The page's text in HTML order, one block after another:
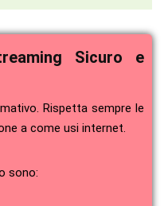
Sicuro e
Rispetta sempre le
a come usi internet.
sono: